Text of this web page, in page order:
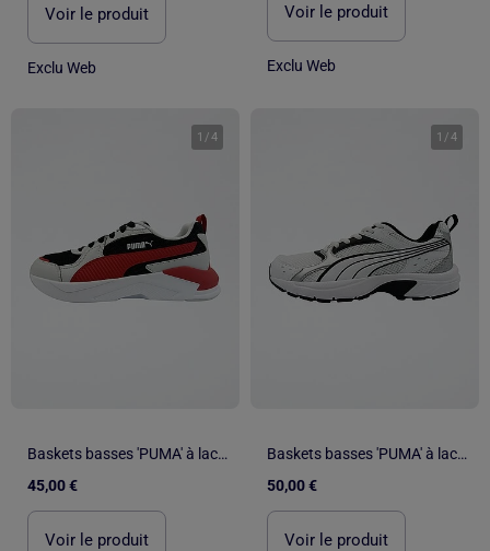
Voir le produit
Exclu Web
Voir le produit
Exclu Web
1 /4
Baskets basses 'PUMA' à lacets
45,00 €
Voir le produit
1 /4
Baskets basses 'PUMA' à lacets
50,00 €
Voir le produit